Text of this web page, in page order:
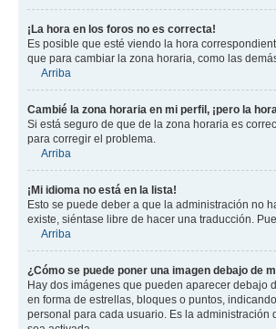
¡La hora en los foros no es correcta!
Es posible que esté viendo la hora
que para cambiar la zona horaria, como las
Arriba
Cambié la zona horaria en mi perfil, ¡pero la
Si está seguro de que de la zona horaria es
para corregir el problema.
Arriba
¡Mi idioma no está en la lista!
Esto se puede deber a que la administración no
existe, siéntase libre de hacer una traducción.
Arriba
¿Cómo se puede poner una imagen debajo de
Hay dos imágenes que pueden aparecer debajo
en forma de estrellas, bloques o puntos,
personal para cada usuario. Es la